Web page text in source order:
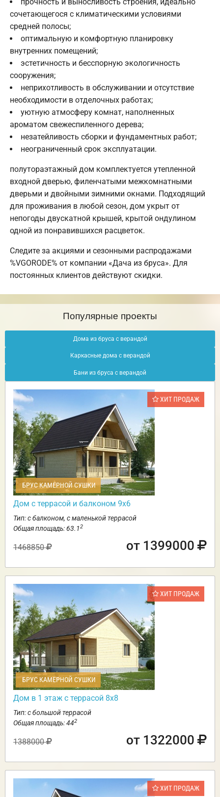
сочетающегося с климатическими условиями
средней полосы;
оптимальную и комфортную планировку
внутренних помещений;
эстетичность и бесспорную экологичность
сооружения;
неприхотливость в обслуживании и отсутствие
необходимости в отделочных работах;
уютную атмосферу комнат, наполненных
ароматом свежеспиленного дерева;
незатейливость сборки и фундаментных работ;
неограниченный срок эксплуатации.
полутораэтажный дом комплектуется утепленной
входной дверью, филенчатыми межкомнатными
дверьми и двойными зимними окнами. Подходящий
для проживания в любой сезон, дом укрыт от
непогоды двускатной крышей, крытой ондулином
одной из понравившихся расцветок.
Следите за акциями и сезонными распродажами
%VGORODE% от компании «Дача из бруса». Для
постоянных клиентов действуют скидки.
Популярные проекты
Дома из бруса с верандой
Каркасные дома с верандой
Бани из бруса с верандой
ХИТ ПРОДАЖ
БРУС КАМЕРНОЙ СУШКИ
Дом с террасой и балконом 9х6
Тип: с балконом, с маленькой террасой
Общая площадь: 63.12
1468850 от 1399000
ХИТ ПРОДАЖ
БРУС КАМЕРНОЙ СУШКИ
Дом в 1 этаж с террасой 8х8
Тип: с большой террасой
Общая площадь: 442
1388000 от 1322000
ХИТ ПРОДАЖ